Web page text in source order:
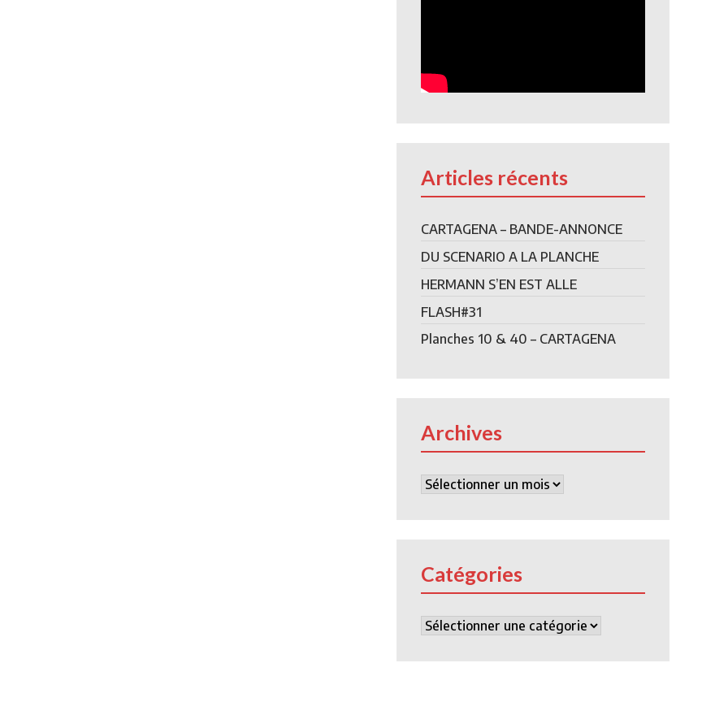
Articles récents
CARTAGENA – BANDE-ANNONCE
DU SCENARIO A LA PLANCHE
HERMANN S’EN EST ALLE
FLASH#31
Planches 10 & 40 – CARTAGENA
Archives
Archives
Catégories
Catégories